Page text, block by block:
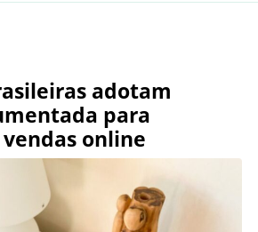
adotam
para
online